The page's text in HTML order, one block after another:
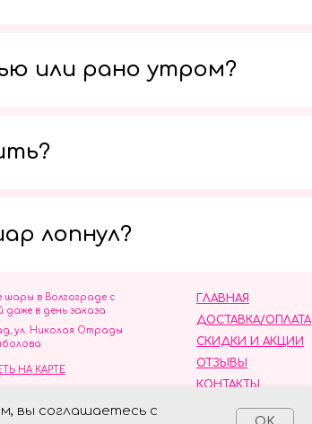
вы соглашаетесь с
OK
или рано утром?
лопнул?
ОТЗЫВЫ
ГЛАВНАЯ
ДОСТАВКА/ОПЛАТА
СКИДКИ И АКЦИИ
КОНТАКТЫ
шары в Волгограде с
даже в день заказа
ул. Николая Отрады
НА КАРТЕ
обработки персональных данных